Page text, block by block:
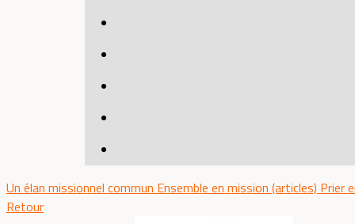
Un élan missionnel commun Ensemble en mission (articles) Prier
Retour